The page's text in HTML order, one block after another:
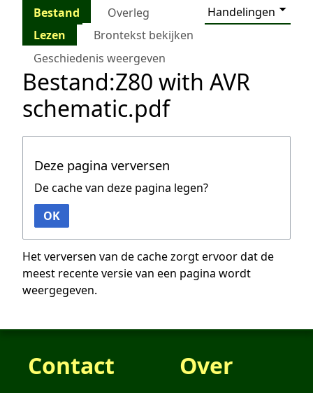
Bestand Overleg
Handelingen
Lezen
Brontekst bekijken
Geschiedenis weergeven
Bestand:Z80 with AVR
schematic.pdf
Deze pagina verversen
De cache van deze pagina legen?
OK
Het verversen van de cache zorgt ervoor dat de
meest recente versie van een pagina wordt
weergegeven.
Contact Over